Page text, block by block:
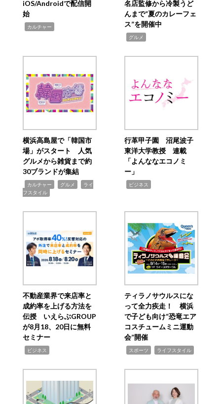
iOS/Androidで配信開
始
カルチャー
名店監修から冷製うど
んまで“夏のカレーフェ
ス”を開催中
グルメ
横浜高島屋で「韓国市
場」がスタート 人気
グルメから雑貨まで約
30ブランドが集結
カルチャー グルメ
ライ
フスタイル
行革甲子園 沼尾波子
東洋大学教授 連載
「よんななエコノミ
ー」
ビジネス
不動産業界で来店率と
成約率を上げる方法を
伝授 いえらぶGROUP
が8月18、20日に無料
セミナー
ビジネス
ティラノサウルスにな
って全力疾走！ 横浜
で子ども向け“恐竜エア
コスチュームミニ運動
会”開催
スポーツ ライフスタイル